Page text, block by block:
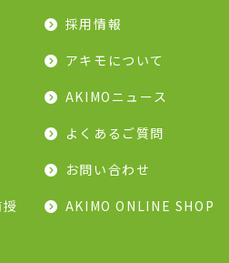
採用情報
アキモについて
AKIMOニュース
よくあるご質問
お問い合わせ
AKIMO ONLINE SHOP